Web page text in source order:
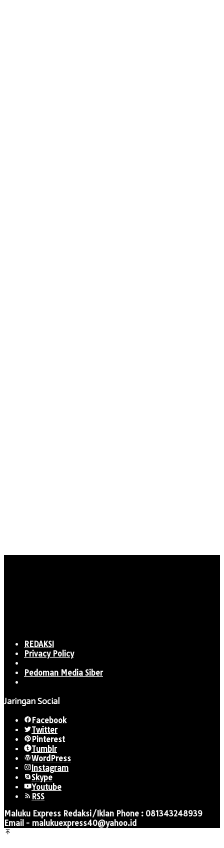
REDAKSI
Privacy Policy
Pedoman Media Siber
Jaringan Social
Facebook
Twitter
Pinterest
Tumblr
WordPress
Instagram
Skype
Youtube
RSS
Maluku Express Redaksi/Iklan Phone : 081343248939
Email - malukuexpress40@yahoo.id